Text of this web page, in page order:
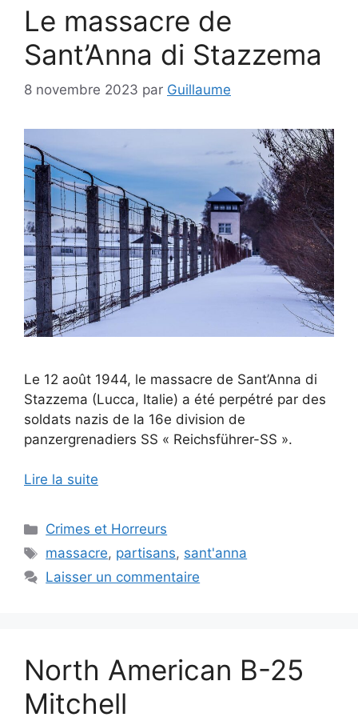
Le massacre de
Sant’Anna di Stazzema
8 novembre 2023 par Guillaume
Le 12 août 1944, le massacre de Sant’Anna di
Stazzema (Lucca, Italie) a été perpétré par des
soldats nazis de la 16e division de
panzergrenadiers SS « Reichsführer-SS ».
Lire la suite
Catégories
Crimes et Horreurs
Étiquettes
massacre, partisans, sant'anna
Laisser un commentaire
North American B-25
Mitchell